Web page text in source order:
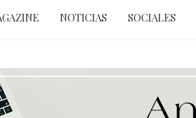
NOTICIAS SOCIALES